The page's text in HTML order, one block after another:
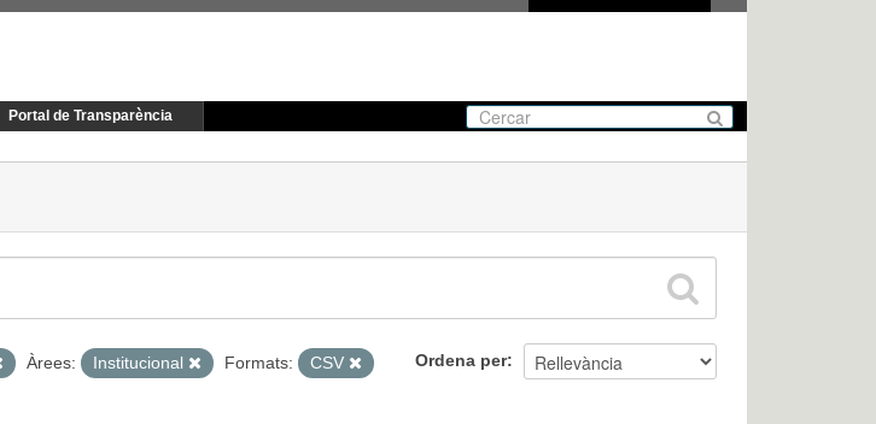
Portal de Transparència
Ordena per
Àrees: Institucional Formats:
CSV